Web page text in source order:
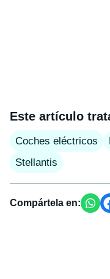
Este artículo
Coches eléctricos
Stellantis
Compártela en: